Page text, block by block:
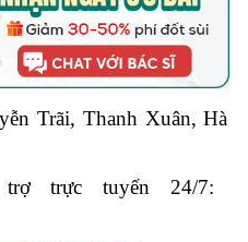
Trãi, Thanh Xuân, Hà
trực tuyến 24/7: